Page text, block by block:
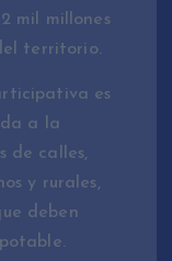
mil millones
territorio.
es
a la
de calles,
y rurales,
deben